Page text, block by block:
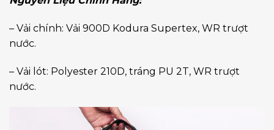
– Vải chính: Vải 900D Kodura Supertex, WR trượt
nước.
– Vải lót: Polyester 210D, tráng PU 2T, WR trượt
nước.